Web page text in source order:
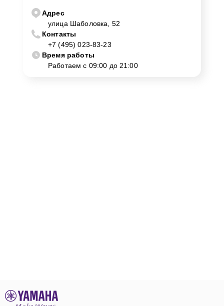
Адрес
улица Шаболовка, 52
Контакты
+7 (495) 023-83-23
Время работы
Работаем с 09:00 до 21:00